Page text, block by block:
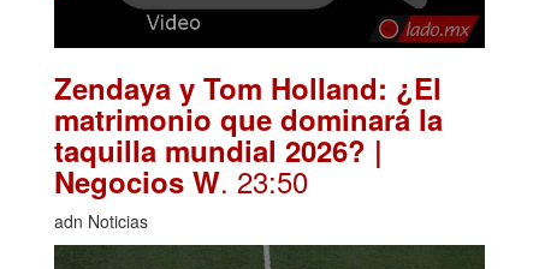
Zendaya y Tom Holland: ¿El
matrimonio que dominará la
taquilla mundial 2026? |
Negocios W. 23:50
adn Noticias